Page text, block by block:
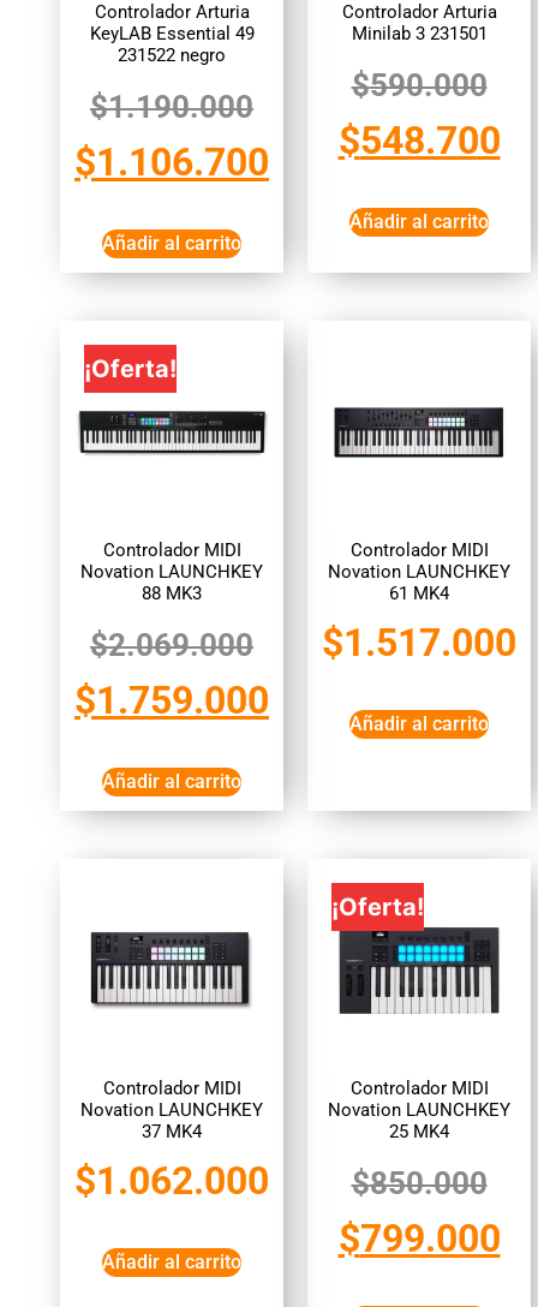
Controlador Arturia
KeyLAB Essential 49
231522 negro
$1.190.000
$1.106.700
Añadir al carrito
Controlador Arturia
Minilab 3 231501
$590.000
$548.700
Añadir al carrito
¡Oferta!
Controlador MIDI
Novation LAUNCHKEY
88 MK3
$2.069.000
$1.759.000
Añadir al carrito
Controlador MIDI
Novation LAUNCHKEY
61 MK4
$1.517.000
Añadir al carrito
Controlador MIDI
Novation LAUNCHKEY
37 MK4
$1.062.000
Añadir al carrito
¡Oferta!
Controlador MIDI
Novation LAUNCHKEY
25 MK4
$850.000
$799.000